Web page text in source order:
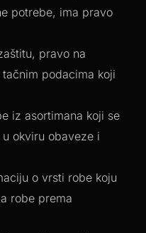
potrebe, ima pravo
pravo na
podacima koji
iz asortimana koji se
okviru obaveze i
o vrsti robe koju
robe prema